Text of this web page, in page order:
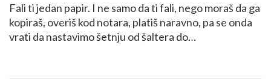
Fali ti jedan papir. I ne samo da ti fali, nego moraš da ga
kopiraš, overiš kod notara, platiš naravno, pa se onda
vrati da nastavimo šetnju od šaltera do…